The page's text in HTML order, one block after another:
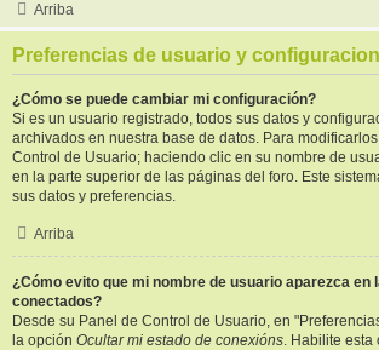
Arriba
Preferencias de usuario y
¿Cómo se puede cambiar mi configuración?
Si es un usuario registrado, todos sus datos y
archivados en nuestra base de datos. Para
Control de Usuario; haciendo clic en su nombre de
en la parte superior de las páginas del foro. Este
sus datos y preferencias.
Arriba
¿Cómo evito que mi nombre de usuario aparezca en
conectados?
Desde su Panel de Control de Usuario, en
la opción Ocultar mi estado de conexións. Habilite esta